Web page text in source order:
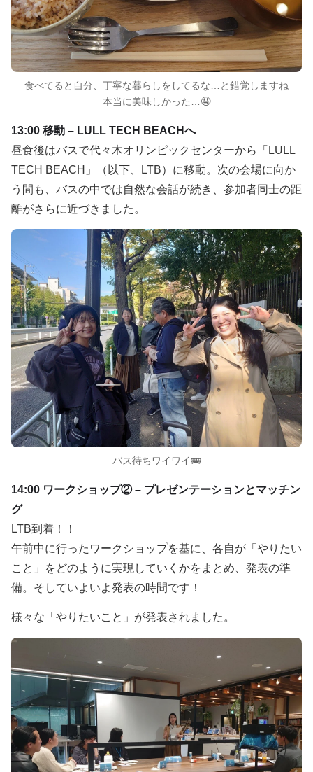
食べてると自分、丁寧な暮らしをしてるな…と錯覚しますね
本当に美味しかった…🤤
13:00 移動 – LULL TECH BEACHへ
昼食後はバスで代々木オリンピックセンターから「LULL
TECH BEACH」（以下、LTB）に移動。次の会場に向か
う間も、バスの中では自然な会話が続き、参加者同士の距
離がさらに近づきました。
バス待ちワイワイ🚌
14:00 ワークショップ② – プレゼンテーションとマッチン
グ
LTB到着！！
午前中に行ったワークショップを基に、各自が「やりたい
こと」をどのように実現していくかをまとめ、発表の準
備。そしていよいよ発表の時間です！
様々な「やりたいこと」が発表されました。